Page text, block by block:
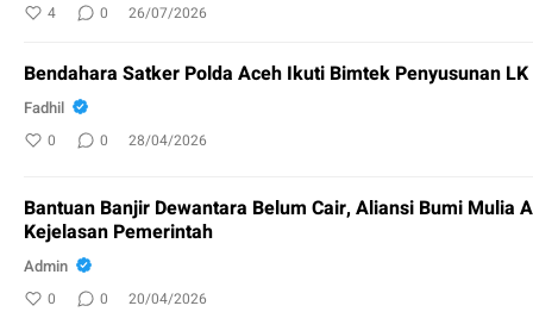
4 0 26/07/2026
Bendahara Satker Polda Aceh Ikuti Bimtek Penyusunan LK
Fadhil
0 0 28/04/2026
Bantuan Banjir Dewantara Belum Cair, Aliansi Bumi Mulia
Kejelasan Pemerintah
Admin
0 0 20/04/2026